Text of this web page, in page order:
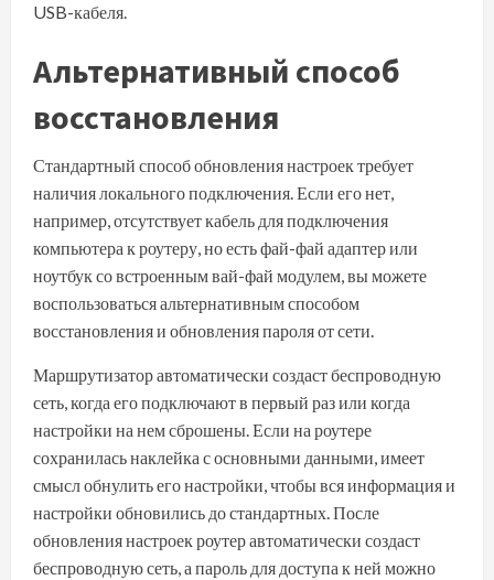
USB-кабеля.
Альтернативный способ
восстановления
Стандартный способ обновления настроек требует
наличия локального подключения. Если его нет,
например, отсутствует кабель для подключения
компьютера к роутеру, но есть фай-фай адаптер или
ноутбук со встроенным вай-фай модулем, вы можете
воспользоваться альтернативным способом
восстановления и обновления пароля от сети.
Маршрутизатор автоматически создаст беспроводную
сеть, когда его подключают в первый раз или когда
настройки на нем сброшены. Если на роутере
сохранилась наклейка с основными данными, имеет
смысл обнулить его настройки, чтобы вся информация и
настройки обновились до стандартных. После
обновления настроек роутер автоматически создаст
беспроводную сеть, а пароль для доступа к ней можно